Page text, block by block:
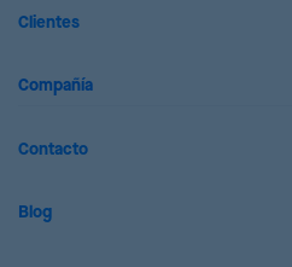
Clientes
Compañía
Contacto
Blog